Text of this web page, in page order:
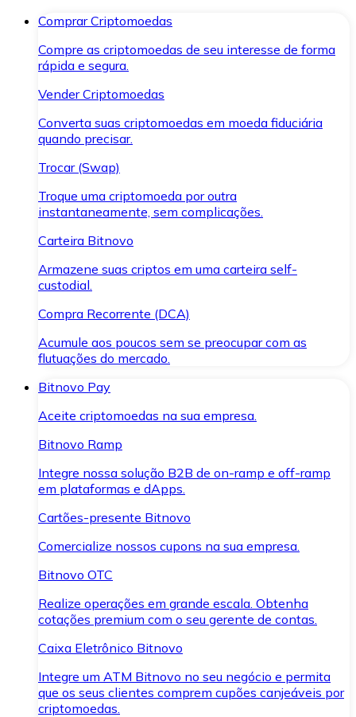
Comprar Criptomoedas
Compre as criptomoedas de seu interesse de forma
rápida e segura.
Vender Criptomoedas
Converta suas criptomoedas em moeda fiduciária
quando precisar.
Trocar (Swap)
Troque uma criptomoeda por outra
instantaneamente, sem complicações.
Carteira Bitnovo
Armazene suas criptos em uma carteira self-
custodial.
Compra Recorrente (DCA)
Acumule aos poucos sem se preocupar com as
flutuações do mercado.
Bitnovo Pay
Aceite criptomoedas na sua empresa.
Bitnovo Ramp
Integre nossa solução B2B de on-ramp e off-ramp
em plataformas e dApps.
Cartões-presente Bitnovo
Comercialize nossos cupons na sua empresa.
Bitnovo OTC
Realize operações em grande escala. Obtenha
cotações premium com o seu gerente de contas.
Caixa Eletrônico Bitnovo
Integre um ATM Bitnovo no seu negócio e permita
que os seus clientes comprem cupões canjeáveis por
criptomoedas.